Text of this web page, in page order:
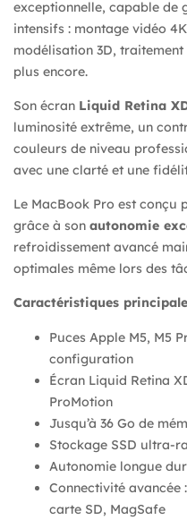
exceptionnelle, capable de
intensifs : montage vidéo
modélisation 3D,
plus encore.
Son écran Liquid Retina
luminosité extrême, un
couleurs de niveau
avec une clarté et une
Le MacBook Pro est
grâce à son autonomie
refroidissement avancé
optimales même lors des
Caractéristiques
Puces Apple M5, M5
configuration
Écran Liquid Retina
ProMotion
Jusqu’à 36 Go de
Stockage SSD ultra-
Autonomie longue
Connectivité avancée
carte SD, MagSafe